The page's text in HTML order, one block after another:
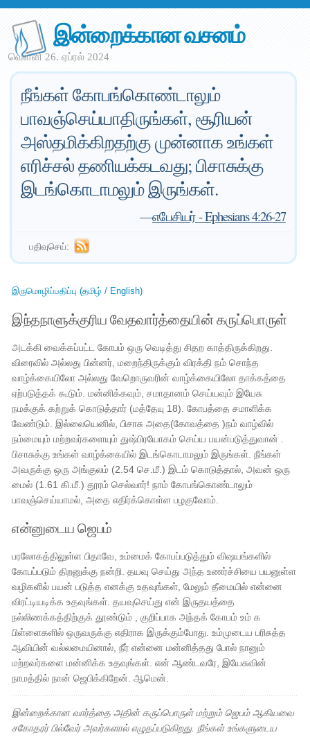
இன்றைக்கான வசனம்
வெள்ளி 26. ஏப்ரல் 2024
நீங்கள் கோபங்கொண்டாலும்
பாவஞ்செய்யாதிருங்கள், சூரியன்
அஸ்தமிக்கிறதற்கு முன்னாக உங்கள்
எரிச்சல் தணியக்கடவது; பிசாசுக்கு
இடங்கொடாமலும் இருங்கள்.
—எபேசியர் - Ephesians 4:26-27
பதிவுசெய்:
இருமொழிப்பதிப்பு (தமிழ் / English)
இந்தநாளுக்குரிய வேதவார்த்தையின் கருப்பொருள்
அடக்கி வைக்கப்பட்ட கோபம் ஒரு வெடித்து சிதற காத்திருக்கிறது.
விரைவில் அல்லது பின்னர், மறைந்திருக்கும் விரக்தி நம் சொந்த
வாழ்க்கையிலோ அல்லது வேறொருவரின் வாழ்க்கையிலோ தாக்கத்தை
ஏற்படுத்தக் கூடும். மன்னிக்கவும், சமாதானம் செய்யவும் இயேசு
நமக்குக் கற்றுக் கொடுத்தார் (மத்தேயு 18). கோபத்தை சமாளிக்க
வேண்டும். இல்லையெனில், பிசாசு அதை(கோவத்தை )நம் வாழ்வில்
நம்மையும் மற்றவர்களையும் துஷ்பிரயோகம் செய்ய பயன்படுத்துவான் .
பிசாசுக்கு உங்கள் வாழ்க்கையில் இடங்கொடாமலும் இருங்கள். நீங்கள்
அவருக்கு ஒரு அங்குலம் (2.54 செ.மீ.) இடம் கொடுத்தால், அவன் ஒரு
மைல் (1.61 கி.மீ.) தூரம் செல்வார்! நாம் கோபங்கொண்டாலும்
பாவஞ்செய்யாமல், அதை எதிர்க்கொள்ள பழகுவோம்.
என்னுடைய ஜெபம்
பரலோகத்திலுள்ள பிதாவே, உம்மைக் கோபப்படுத்தும் விஷயங்களில்
கோபப்படும் திறனுக்கு நன்றி. தயவு செய்து அந்த உணர்ச்சியை பயனுள்ள
வழிகளில் பயன் படுத்த எனக்கு உதவுங்கள், மேலும் தீமையில் என்னை
விரட்டியடிக்க உதவுங்கள். தயவுசெய்து என் இருதயத்தை
நல்லிணக்கத்திற்குக் தூண்டும் , குறிப்பாக அந்தக் கோபம் உம் க
பிள்ளைகளில் ஒருவருக்கு எதிராக இருக்கும்போது. உம்முடைய பரிசுத்த
ஆவியின் வல்லமையினால், நீர் என்னை மன்னித்தது போல் நானும்
மற்றவர்களை மன்னிக்க உதவுங்கள். என் ஆண்டவரே, இயேசுவின்
நாமத்தில் நான் ஜெபிக்கிறேன். ஆமென்.
இன்றைக்கான வார்த்தை அதின் கருப்பொருள் மற்றும் ஜெபம் ஆகியவை
சகோதரர் பில்வேர் அவர்களால் எழுதப்படுகிறது. நீங்கள் உங்களுடைய